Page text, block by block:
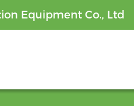
Equipment Co., Ltd